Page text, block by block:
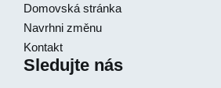
Domovská stránka
Navrhni změnu
Kontakt
Sledujte nás